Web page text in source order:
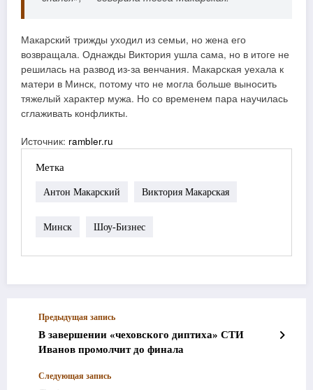
Макарский трижды уходил из семьи, но жена его
возвращала. Однажды Виктория ушла сама, но в итоге не
решилась на развод из-за венчания. Макарская уехала к
матери в Минск, потому что не могла больше выносить
тяжелый характер мужа. Но со временем пара научилась
сглаживать конфликты.
Источник: rambler.ru
Метка
Антон Макарский Виктория Макарская
Минск Шоу-Бизнес
Предыдущая запись
В завершении «чеховского диптиха» СТИ
Иванов промолчит до финала
Следующая запись